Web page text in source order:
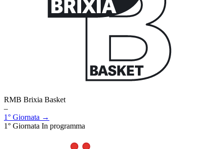
RMB Brixia Basket
–
1° Giornata →
1° Giornata In programma